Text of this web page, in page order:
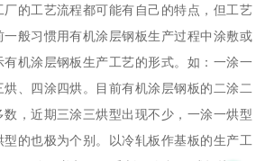
的工艺流程都可能有自己的特点，但工艺
般习惯用有机涂层钢板生产过程中涂敷或
机涂层钢板生产工艺的形式。如：一涂一
、四涂四烘。目前有机涂层钢板的二涂二
，近期三涂三烘型出现不少，一涂一烘型
的也极为个别。以冷轧板作基板的生产工